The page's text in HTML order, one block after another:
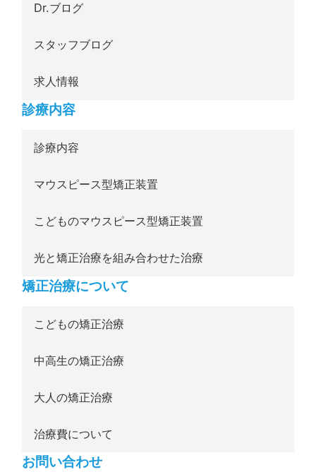
Dr.ブログ
スタッフブログ
求人情報
診療内容
診療内容
マウスピース型矯正装置
こどものマウスピース型矯正装置
光と矯正治療を組み合わせた治療
矯正治療について
こどもの矯正治療
中高生の矯正治療
大人の矯正治療
治療費について
お問い合わせ